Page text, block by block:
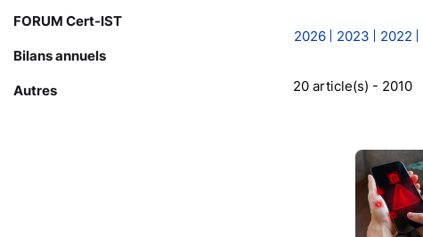
FORUM Cert-IST
Bilans annuels
Autres
2026 2023 2022
20 article(s) - 2010